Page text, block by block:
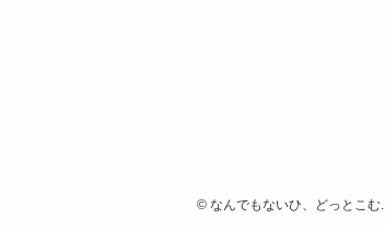
©なんでもないひ、どっとこむ.